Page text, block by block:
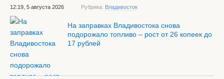
12:19, 5 августа 2026 Рубрика: Владивосток
На заправках Владивостока снова
подорожало топливо – рост от 26 копеек до
17 рублей